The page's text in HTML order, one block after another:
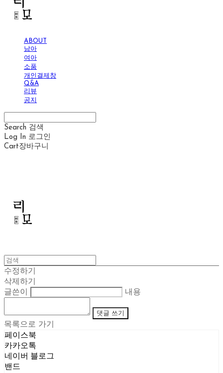
ABOUT
남아
여아
소품
개인결제창
Q&A
리뷰
공지
Search 검색
Log In 로그인
Cart장바구니
수정하기
삭제하기
글쓴이
내용
댓글 쓰기
목록으로 가기
페이스북
카카오톡
네이버 블로그
밴드